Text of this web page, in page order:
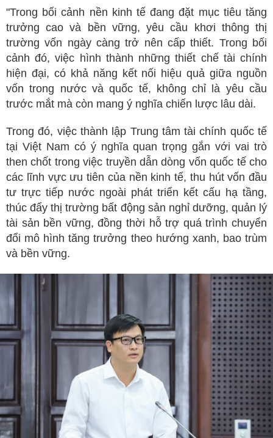
"Trong bối cảnh nền kinh tế đang đặt mục tiêu tăng
trưởng cao và bền vững, yêu cầu khơi thông thị
trường vốn ngày càng trở nên cấp thiết. Trong bối
cảnh đó, việc hình thành những thiết chế tài chính
hiện đại, có khả năng kết nối hiệu quả giữa nguồn
vốn trong nước và quốc tế, không chỉ là yêu cầu
trước mắt mà còn mang ý nghĩa chiến lược lâu dài.
Trong đó, việc thành lập Trung tâm tài chính quốc tế
tại Việt Nam có ý nghĩa quan trọng gắn với vai trò
then chốt trong việc truyền dẫn dòng vốn quốc tế cho
các lĩnh vực ưu tiên của nền kinh tế, thu hút vốn đầu
tư trực tiếp nước ngoài phát triển kết cấu hạ tầng,
thúc đẩy thị trường bất động sản nghỉ dưỡng, quản lý
tài sản bền vững, đồng thời hỗ trợ quá trình chuyển
đổi mô hình tăng trưởng theo hướng xanh, bao trùm
và bền vững.